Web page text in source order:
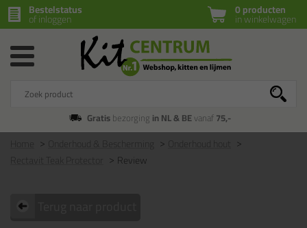
0 producten
in winkelwagen
Bestelstatus
of inloggen
Gratisbezorging in NL & BEvanaf75,-
Review